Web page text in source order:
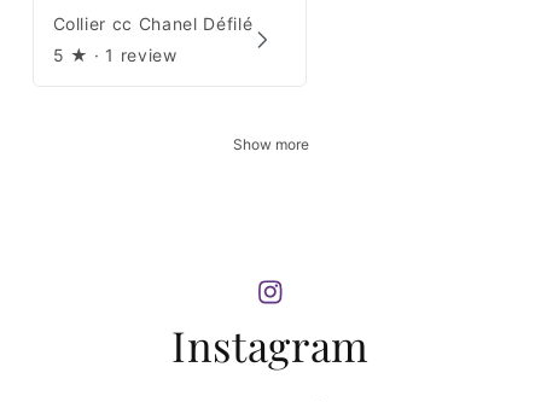
Collier cc Chanel Défilé
5 ★ · 1 review
Show more
Instagram